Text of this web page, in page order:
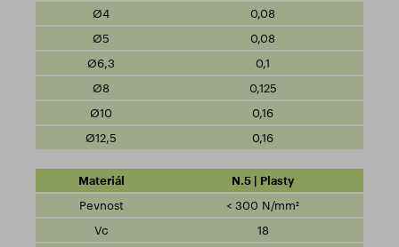
0,08
0,08
0,1
0,125
0,16
0,16
N.5 | Plasty
< 300 N/mm²
18